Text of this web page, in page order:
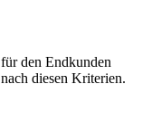
den Endkunden
diesen Kriterien.